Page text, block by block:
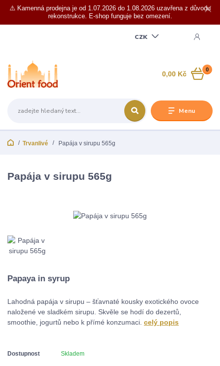
⚠️ Kamenná prodejna je od 1.07.2026 do 1.08.2026 uzavřena z důvodu
rekonstrukce. E-shop funguje bez omezení.
Menu
CZK
0
0,00 Kč
Trvanlivé Papája v sirupu 565g
Papája v sirupu 565g
Papaya in syrup
Lahodná papája v sirupu – šťavnaté kousky exotického ovoce
naložené ve sladkém sirupu. Skvěle se hodí do dezertů,
smoothie, jogurtů nebo k přímé konzumaci. celý popis
Dostupnost Skladem